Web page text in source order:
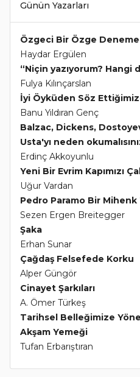
Günün Yazarları
Özgeci Bir Özge
Haydar Ergülen
“Niçin yazıyorum? Hangi
Fulya Kılınçarslan
İyi Öyküden Söz
Banu Yıldıran Genç
Balzac, Dickens,
Usta'yı neden
Erdinç Akkoyunlu
Yeni Bir Evrim Kapımızı
Uğur Vardan
Pedro Paramo Bir Mihenk
Sezen Ergen Breitegger
Şaka
Erhan Sunar
Çağdaş Felsefede Korku
Alper Güngör
Cinayet Şarkıları
A. Ömer Türkeş
Tarihsel Belleğimize
Akşam Yemeği
Tufan Erbarıştıran